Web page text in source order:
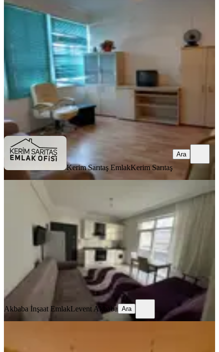
Antalya, Muratpaşa
1+1·50 m² ·4. Kat
18.000 ₺
Kerim Sarıtaş EmlakKerim Sarıtaş
Ara
Kerim Sarıtaş EmlakKerim Sarıtaş
Ara
Antalya, Manavgat
1+1
2. Kat 06.08.2026
22.000 ₺
Akbaba İnşaat Emlak Levent Akbaba
Ara
Akbaba İnşaat EmlakLevent Akbaba Ara
Bakımlı Site İçi 3+1 150m2